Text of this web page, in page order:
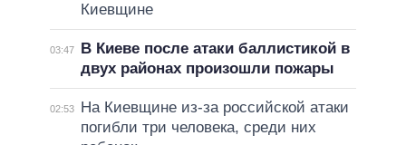
Киевщине
03:47
В Киеве после атаки баллистикой в
двух районах произошли пожары
02:53
На Киевщине из-за российской атаки
погибли три человека, среди них